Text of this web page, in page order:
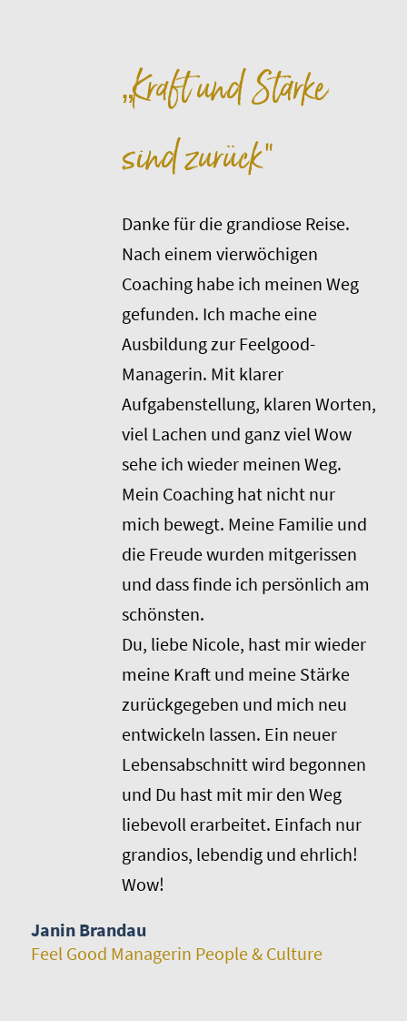
„Kraft und Stärke
sind zurück“
Danke für die grandiose Reise.
Nach einem vierwöchigen
Coaching habe ich meinen Weg
gefunden. Ich mache eine
Ausbildung zur Feelgood-
Managerin. Mit klarer
Aufgabenstellung, klaren Worten,
viel Lachen und ganz viel Wow
sehe ich wieder meinen Weg.
Mein Coaching hat nicht nur
mich bewegt. Meine Familie und
die Freude wurden mitgerissen
und dass finde ich persönlich am
schönsten.
Du, liebe Nicole, hast mir wieder
meine Kraft und meine Stärke
zurückgegeben und mich neu
entwickeln lassen. Ein neuer
Lebensabschnitt wird begonnen
und Du hast mit mir den Weg
liebevoll erarbeitet. Einfach nur
grandios, lebendig und ehrlich!
Wow!
Janin Brandau
Feel Good Managerin People & Culture